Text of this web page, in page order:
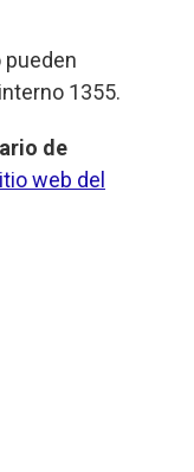
pueden
1355.
de
web del